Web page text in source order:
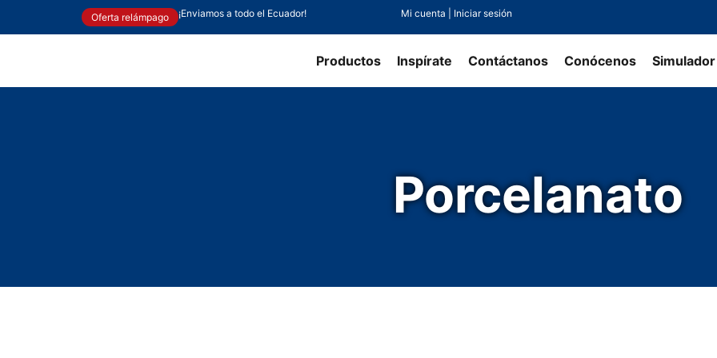
Oferta relámpago ¡Enviamos a todo el Ecuador! Mi cuenta | Iniciar sesión
Productos Inspírate Contáctanos Conócenos
Porcelanato